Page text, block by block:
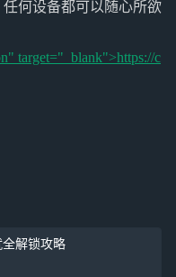
何设备都可以随心所欲
target="_blank">https://c
全解锁攻略